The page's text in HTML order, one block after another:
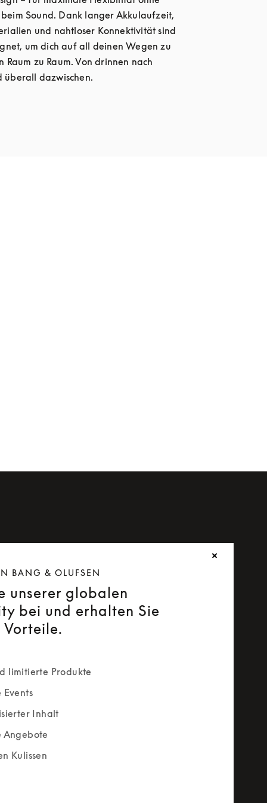
beim Sound. Dank langer Akkulaufzeit,
und nahtloser Konnektivität sind
um dich auf all deinen Wegen zu
Raum zu Raum. Von drinnen nach
überall dazwischen.
BANG & OLUFSEN
unserer globalen
bei und erhalten Sie
Vorteile.
limitierte Produkte
Events
Inhalt
Angebote
Kulissen